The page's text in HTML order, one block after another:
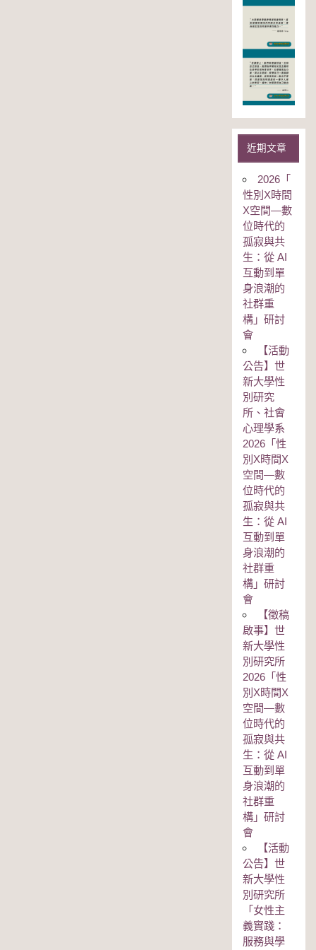
近期文章
2026「
性別Χ時間
Χ空間—數
位時代的
孤寂與共
生：從 AI
互動到單
身浪潮的
社群重
構」研討
會
【活動
公告】世
新大學性
別研究
所、社會
心理學系
2026「性
別Χ時間Χ
空間—數
位時代的
孤寂與共
生：從 AI
互動到單
身浪潮的
社群重
構」研討
會
【徵稿
啟事】世
新大學性
別研究所
2026「性
別Χ時間Χ
空間—數
位時代的
孤寂與共
生：從 AI
互動到單
身浪潮的
社群重
構」研討
會
【活動
公告】世
新大學性
別研究所
「女性主
義實踐：
服務與學